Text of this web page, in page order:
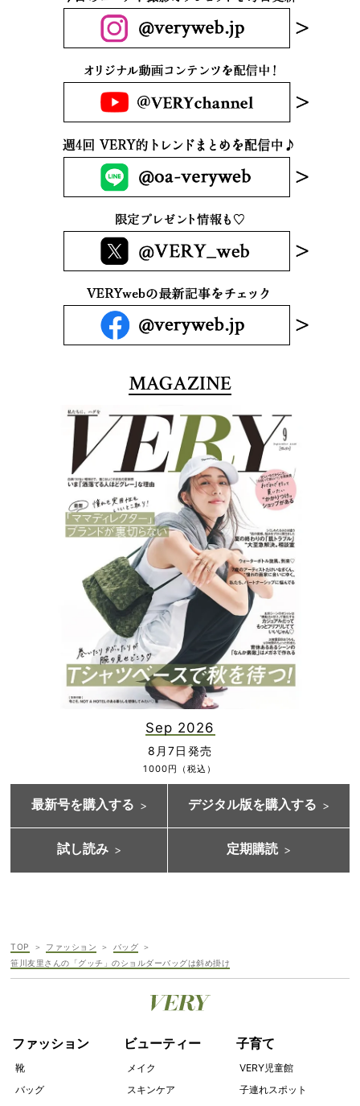
MAGAZINE
Sep 2026
8月7日発売
1000円（税込）
最新号を購入する デジタル版を購入する
試し読み 定期購読
TOP ファッション
バッグ
笹川友里さんの「グッチ」のショルダーバッグは斜め掛け
ファッション
靴
バッグ
ビューティー
メイク
スキンケア
子育て
VERY児童館
子連れスポット